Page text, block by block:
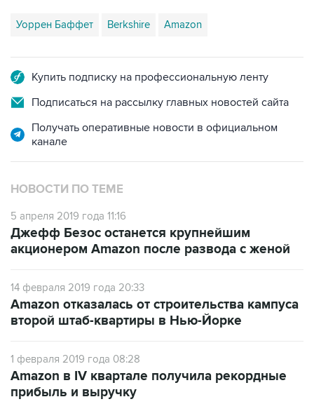
Уоррен Баффет Berkshire Amazon
Купить подписку на профессиональную ленту
Подписаться на рассылку главных новостей сайта
Получать оперативные новости в официальном
канале
НОВОСТИ ПО ТЕМЕ
5 апреля 2019 года 11:16
Джефф Безос останется крупнейшим
акционером Amazon после развода с женой
14 февраля 2019 года 20:33
Amazon отказалась от строительства кампуса
второй штаб-квартиры в Нью-Йорке
1 февраля 2019 года 08:28
Amazon в IV квартале получила рекордные
прибыль и выручку